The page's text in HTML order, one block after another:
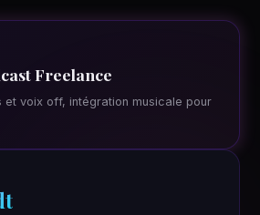
Freelance
et voix off, intégration musicale pour